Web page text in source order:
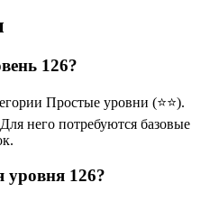
126?
Простые уровни (⭐⭐).
него потребуются базовые
126?